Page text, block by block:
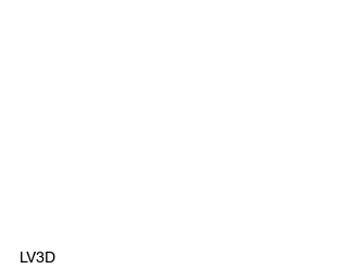
LV3D